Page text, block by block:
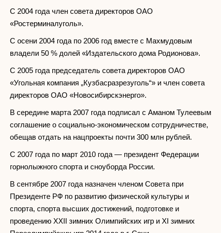
С 2004 года член совета директоров ОАО
«Ростерминалуголь».
С осени 2004 года по 2006 год вместе с Махмудовым
владели 50 % долей «Издательского дома Родионова».
С 2005 года председатель совета директоров ОАО
«Угольная компания „Кузбасразрезуголь“» и член совета
директоров ОАО «Новосибирскэнерго».
В середине марта 2007 года подписал с Аманом Тулеевым
соглашение о социально-экономическом сотрудничестве,
обещав отдать на нацпроекты почти 300 млн рублей.
С 2007 года по март 2010 года — президент Федерации
горнолыжного спорта и сноуборда России.
В сентябре 2007 года назначен членом Совета при
Президенте РФ по развитию физической культуры и
спорта, спорта высших достижений, подготовке и
проведению XXII зимних Олимпийских игр и XI зимних